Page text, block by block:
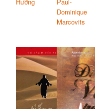
Dominique
Marcovits